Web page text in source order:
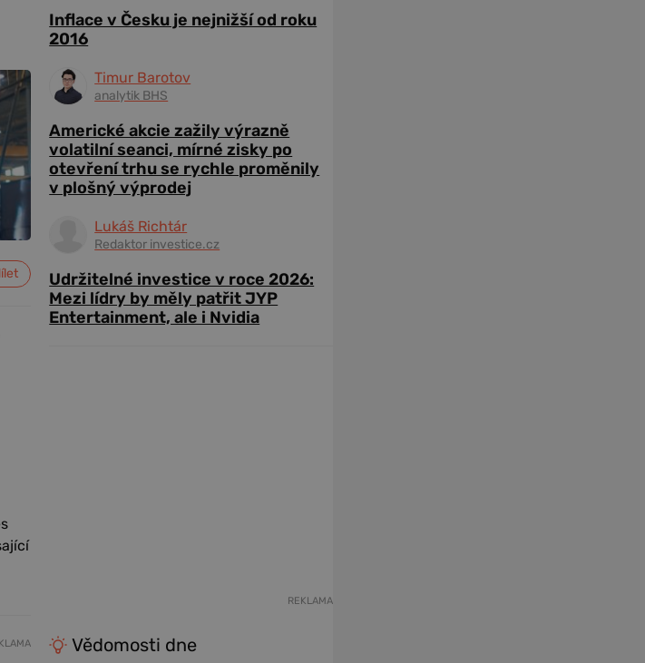
Inflace v Česku je nejnižší od roku
2016
Timur Barotov
analytik BHS
Americké akcie zažily výrazně
volatilní seanci, mírné zisky po
otevření trhu se rychle proměnily
v plošný výprodej
Lukáš Richtár
Redaktor investice.cz
Udržitelné investice v roce 2026:
Mezi lídry by měly patřit JYP
Entertainment, ale i Nvidia
REKLAMA
Vědomosti dne